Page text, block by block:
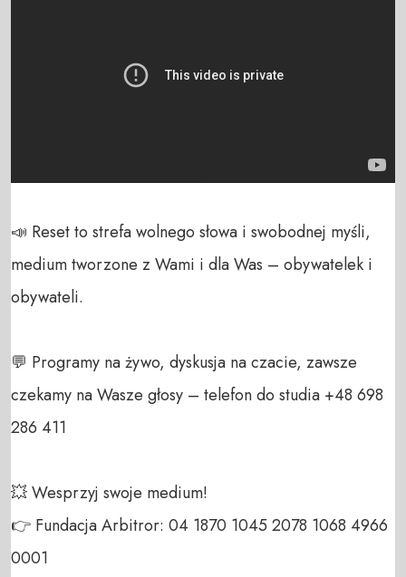
📣 Reset to strefa wolnego słowa i swobodnej myśli,
medium tworzone z Wami i dla Was – obywatelek i
obywateli.
💬 Programy na żywo, dyskusja na czacie, zawsze
czekamy na Wasze głosy – telefon do studia +48 698
286 411
💥 Wesprzyj swoje medium!
👉 Fundacja Arbitror: 04 1870 1045 2078 1068 4966
0001